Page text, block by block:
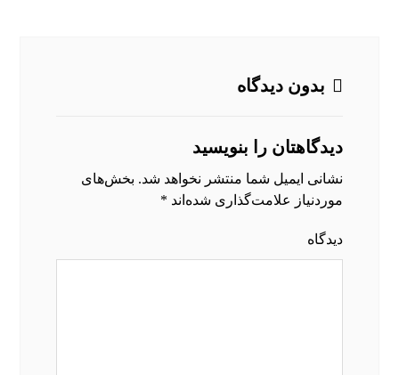
بدون دیدگاه
دیدگاهتان را بنویسید
نشانی ایمیل شما منتشر نخواهد شد. بخش‌های
موردنیاز علامت‌گذاری شده‌اند *
دیدگاه